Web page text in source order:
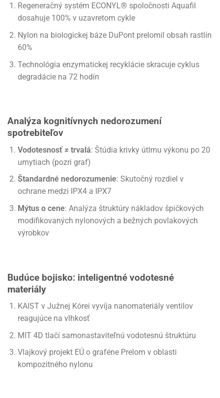
Regeneračný systém ECONYL® spoločnosti Aquafil
dosahuje 100% v uzavretom cykle
Nylon na biologickej báze DuPont prelomil obsah rastlín
60%
Technológia enzymatickej recyklácie skracuje cyklus
degradácie na 72 hodín
Analýza kognitívnych nedorozumení
spotrebiteľov
Vodotesnosť ≠ trvalá: Štúdia krivky útlmu výkonu po 20
umytiach (pozri graf)
Štandardné nedorozumenie: Skutočný rozdiel v
ochrane medzi IPX4 a IPX7
Mýtus o cene: Analýza štruktúry nákladov špičkových
modifikovaných nylonových a bežných povlakových
výrobkov
Budúce bojisko: inteligentné vodotesné
materiály
KAIST v Južnej Kórei vyvíja nanomateriály ventilov
reagujúce na vlhkosť
MIT 4D tlačí samonastaviteľnú vodotesnú štruktúru
Vlajkový projekt EÚ o graféne Prelom v oblasti
kompozitného nylonu